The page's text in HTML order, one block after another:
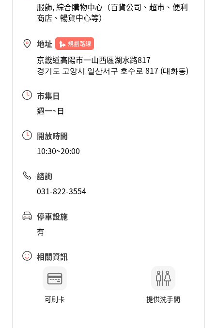
服飾, 綜合購物中心（百貨公司、超市、便利
商店、暢貨中心等）
地址 規劃路線
京畿道高陽市一山西區湖水路817
경기도 고양시 일산서구 호수로 817 (대화동)
市集日
週一~日
開放時間
10:30~20:00
諮詢
031-822-3554
停車設施
有
相關資訊
可刷卡 提供洗手間